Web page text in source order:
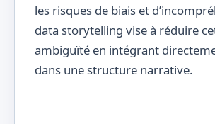
les risques de biais et
data storytelling vise à réduire
ambiguïté en intégrant
dans une structure narrative.